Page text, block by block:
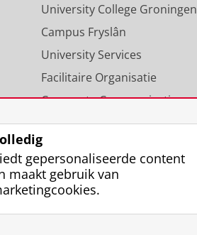
University College Groningen
Campus Fryslân
University Services
Facilitaire Organisatie
Corporate Communicatie
Agenda
gepersonaliseerde content
maakt gebruik van